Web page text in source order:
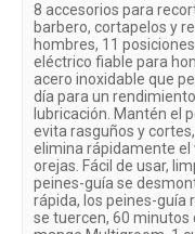
8 accesorios para
barbero, cortapelos y
hombres, 11
eléctrico fiable para
acero inoxidable que
día para un
lubricación. Mantén el
evita rasguños y
elimina rápidamente el
orejas. Fácil de usar,
peines-guía se
rápida, los peines-guía
se tuercen, 60 minutos